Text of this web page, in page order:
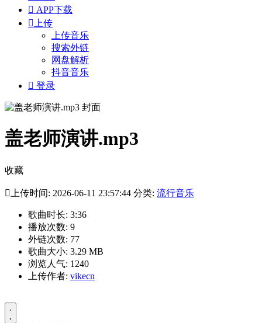
 APP下载
 上传
上传音乐
搜索外链
网盘解析
抖音音乐
 登录
盖老师演讲.mp3
收藏
 上传时间: 2026-06-11 23:57:44 分类: 流行音乐
歌曲时长: 3:36
播放次数: 9
外链次数: 77
歌曲大小: 3.29 MB
浏览人气: 1240
上传作者: vikecn